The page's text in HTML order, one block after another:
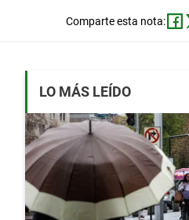
Comparte esta nota:
LO MÁS LEÍDO